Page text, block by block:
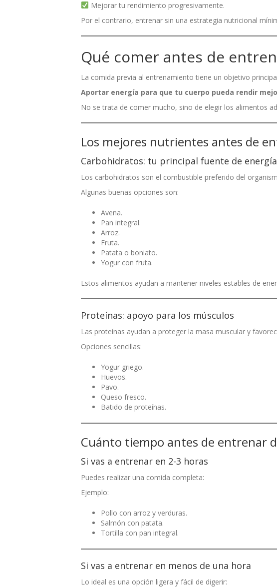
Mejorar tu rendimiento progresivamente.
Por el contrario, entrenar sin una estrategia nutricional
Qué comer antes de
La comida previa al entrenamiento tiene un objetivo
Aportar energía para que tu cuerpo pueda rendir
No se trata de comer mucho, sino de elegir los alimentos
Los mejores nutrientes antes de
Carbohidratos: tu principal fuente de energía
Los carbohidratos son el combustible preferido del
Algunas buenas opciones son:
Avena.
Pan integral.
Arroz.
Fruta.
Patata o boniato.
Yogur con fruta.
Estos alimentos ayudan a mantener niveles estables de
Proteínas: apoyo para los músculos
Las proteínas ayudan a proteger la masa muscular y
Opciones sencillas:
Yogur griego.
Huevos.
Pavo.
Queso fresco.
Batido de proteínas.
Cuánto tiempo antes de entrenar
Si vas a entrenar en 2-3 horas
Puedes realizar una comida completa:
Ejemplo:
Pollo con arroz y verduras.
Salmón con patata.
Tortilla con pan integral.
Si vas a entrenar en menos de una hora
Lo ideal es una opción ligera y fácil de digerir: